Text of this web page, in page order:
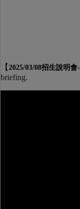
【 2025/03/08招生說明會-
briefing.